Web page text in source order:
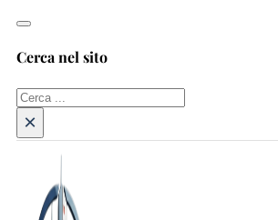
Cerca nel sito
Cerca
×